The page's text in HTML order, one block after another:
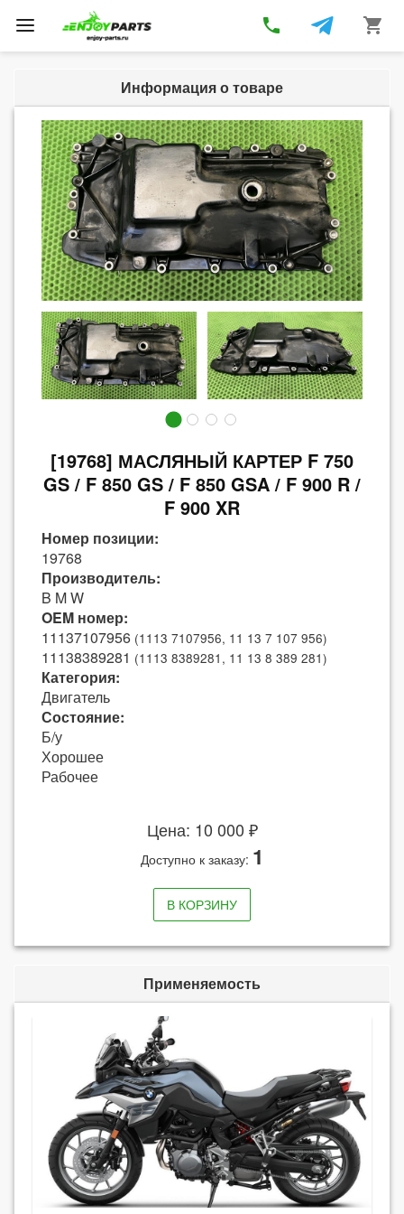
Toggle
navigation
phone shopping_cart
Информация о товаре
[19768] МАСЛЯНЫЙ КАРТЕР F 750
GS / F 850 GS / F 850 GSA / F 900 R /
F 900 XR
Номер позиции:
19768
Производитель:
B M W
OEM номер:
11137107956 (1113 7107956, 11 13 7 107 956)
11138389281 (1113 8389281, 11 13 8 389 281)
Категория:
Двигатель
Состояние:
Б/у
Хорошее
Рабочее
Цена: 10 000 ₽
Доступно к заказу: 1
В КОРЗИНУ
Применяемость